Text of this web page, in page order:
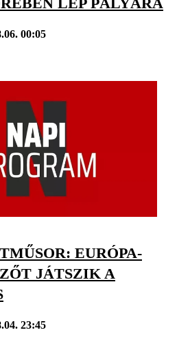
00:05
EURÓPA-
JÁTSZIK A
23:45